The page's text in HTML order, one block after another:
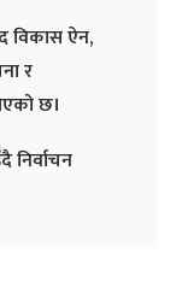
विकास ऐन,
र
छ।